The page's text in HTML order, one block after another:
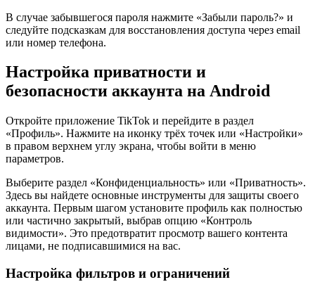
В случае забывшегося пароля нажмите «Забыли пароль?» и
следуйте подсказкам для восстановления доступа через email
или номер телефона.
Настройка приватности и
безопасности аккаунта на Android
Откройте приложение TikTok и перейдите в раздел
«Профиль». Нажмите на иконку трёх точек или «Настройки»
в правом верхнем углу экрана, чтобы войти в меню
параметров.
Выберите раздел «Конфиденциальность» или «Приватность».
Здесь вы найдете основные инструменты для защиты своего
аккаунта. Первым шагом установите профиль как полностью
или частично закрытый, выбрав опцию «Контроль
видимости». Это предотвратит просмотр вашего контента
лицами, не подписавшимися на вас.
Настройка фильтров и ограничений